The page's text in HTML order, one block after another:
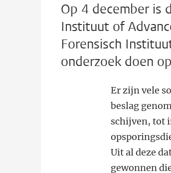
Op 4 december is
Instituut of
Forensisch
onderzoek doen
Er zijn vele
beslag
schijven, tot
Uit al deze
gewonnen